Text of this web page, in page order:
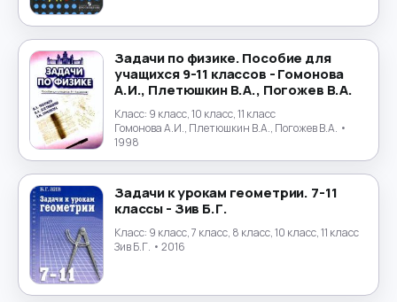
Физика
Физическая культура
Финансы →
Финский язык
Французский язык
Химия →
Черчение
Задачи по физике. Пособие для
учащихся 9-11 классов - Гомонова
А.И., Плетюшкин В.А., Погожев В.А.
Класс: 9 класс, 10 класс, 11 класс
Гомонова А.И., Плетюшкин В.А., Погожев В.А. •
1998
Задачи к урокам геометрии. 7-11
классы - Зив Б.Г.
Класс: 9 класс, 7 класс, 8 класс, 10 класс, 11 класс
Зив Б.Г. • 2016